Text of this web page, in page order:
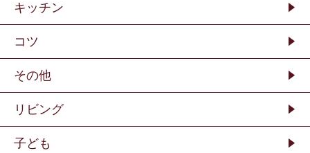
キッチン
コツ
その他
リビング
子ども